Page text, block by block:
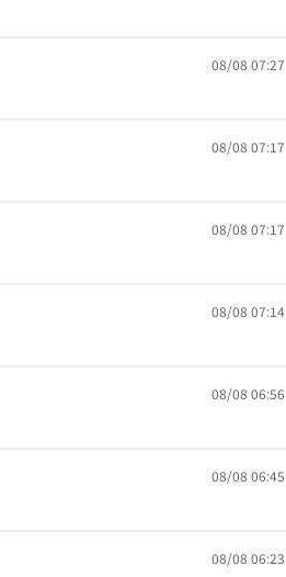
08/08 07:27
08/08 07:17
08/08 07:17
08/08 07:14
08/08 06:56
08/08 06:45
08/08 06:23